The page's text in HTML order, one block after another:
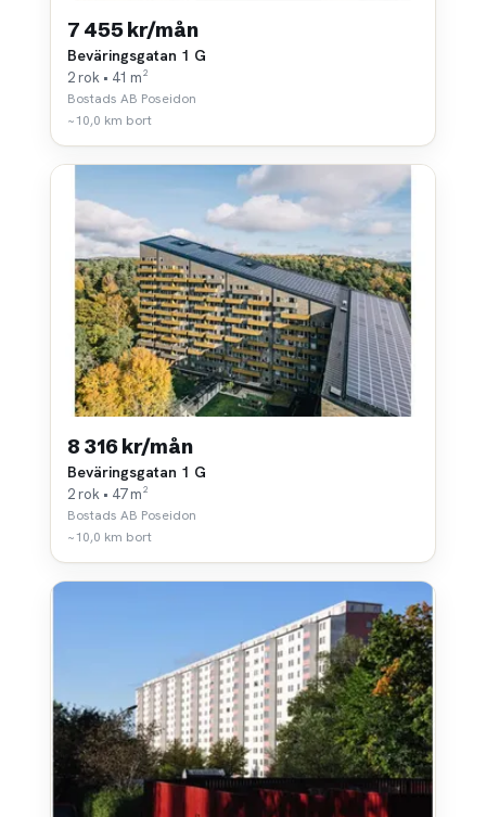
7 455 kr/mån
Beväringsgatan 1 G
2 rok • 41 m²
Bostads AB Poseidon
~10,0 km bort
8 316 kr/mån
Beväringsgatan 1 G
2 rok • 47 m²
Bostads AB Poseidon
~10,0 km bort